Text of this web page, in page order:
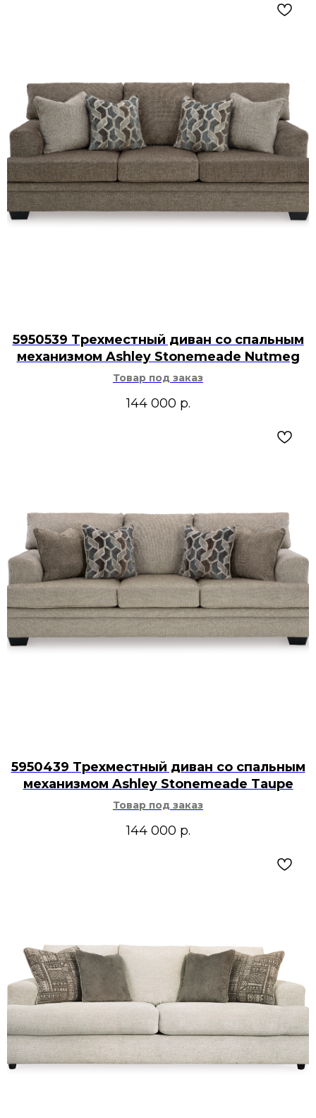
5950539 Трехместный диван со спальным
механизмом Ashley Stonemeade Nutmeg
Товар под заказ
144 000 р.
5950439 Трехместный диван со спальным
механизмом Ashley Stonemeade Taupe
Товар под заказ
144 000 р.